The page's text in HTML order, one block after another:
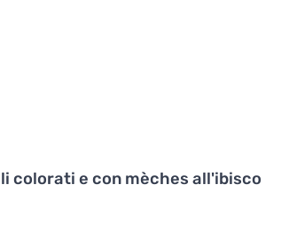
colorati e con mèches all'ibisco